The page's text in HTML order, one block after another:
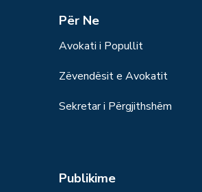
Për Ne
Avokati i Popullit
Zëvendësit e Avokatit
Sekretar i Përgjithshëm
Publikime